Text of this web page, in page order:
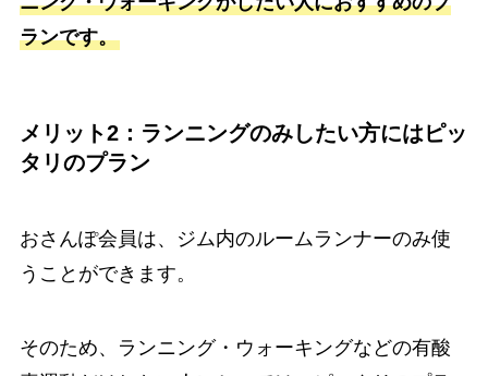
ランです。
メリット2：ランニングのみしたい方にはピッ
タリのプラン
おさんぽ会員は、ジム内のルームランナーのみ使
うことができます。
そのため、ランニング・ウォーキングなどの有酸